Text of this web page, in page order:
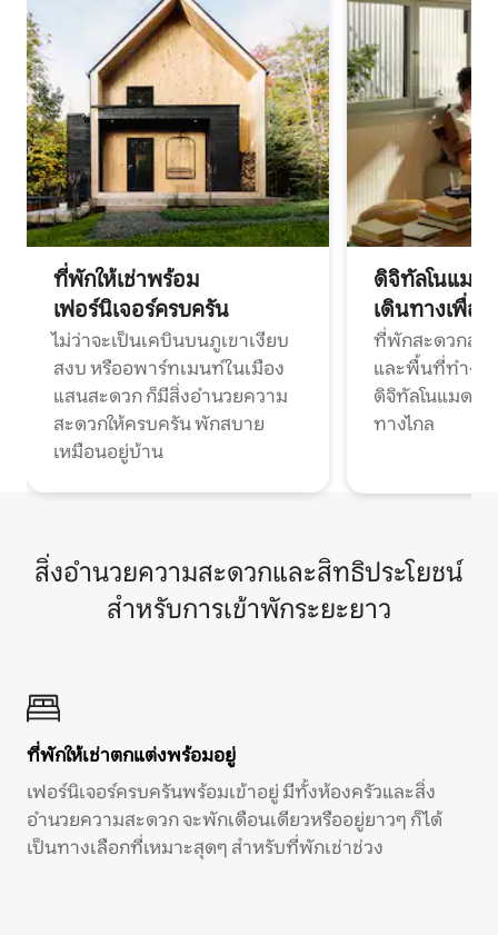
ที่พักให้เช่าพร้อม
เฟอร์นิเจอร์ครบครัน
ไม่ว่าจะเป็นเคบินบนภูเขาเงียบ
สงบ หรืออพาร์ทเมนท์ในเมือง
แสนสะดวก ก็มีสิ่งอำนวยความ
สะดวกให้ครบครัน พักสบาย
เหมือนอยู่บ้าน
ดิจิทัลโนแมด
เดินทางเพื่อ
ที่พักสะดวกสบ
และพื้นที่ทำงา
ดิจิทัลโนแมดแ
ทางไกล
สิ่งอำนวยความสะดวกและสิทธิประโยชน์
สำหรับการเข้าพักระยะยาว
ที่พักให้เช่าตกแต่งพร้อมอยู่
เฟอร์นิเจอร์ครบครันพร้อมเข้าอยู่ มีทั้งห้องครัวและสิ่ง
อำนวยความสะดวก จะพักเดือนเดียวหรืออยู่ยาวๆ ก็ได้
เป็นทางเลือกที่เหมาะสุดๆ สำหรับที่พักเช่าช่วง